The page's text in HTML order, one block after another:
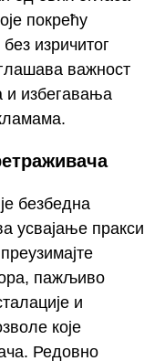
покрећу
изричитог
важност
и избегавања
безбедна
усвајање пракси
пажљиво
и
које
Редовно